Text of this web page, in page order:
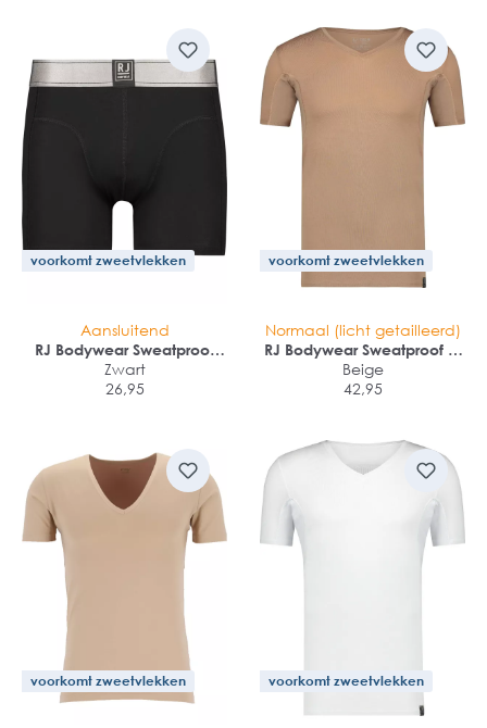
voorkomt zweetvlekken
Aansluitend
RJ Bodywear Sweatproof
boxershort (1-pack)
Zwart
26,95
voorkomt zweetvlekken
Normaal (licht getailleerd)
RJ Bodywear Sweatproof T-
shirt (1-pack)
Beige
42,95
voorkomt zweetvlekken voorkomt zweetvlekken